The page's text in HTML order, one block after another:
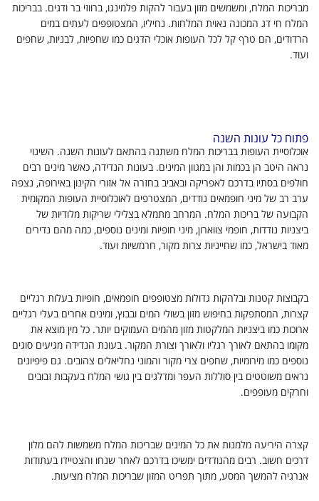
מבריכות המלח, ומשמשים מזון בעבור להקות פלמינגו, ברווזי בר ודגים. בבריכות
המלח חי דג המכונה נאוית המלחות. נחיליו, המצטופפים לעתים במים
הרדודים, הם טרף קל לכל העופות אוכלי הדגים כמו שחפיות, לבניות, שחפים
ועוד.
פתוח כל עונות השנה
אוכלוסיית העופות בבריכות המלח משתנה בהתאם לעונות השנה. השינוי
נראה היטב הן בכמות והן במגוון המינים. בעונות הנדידה, כאשר מינים רבים
חולפים בסתיו בדרכם לאפריקה ובאביב בחזרה אל אזורי הקינון באירופה, נצפה
ערב רב של מיני חופמאים נודדים, המצטרפים לאוכלוסיית העופות המקומית
הקבועה של בריכות המלח. המרחב מתמלא בצלילי שריקות מלודיות של
ביצניות נודדות, חופמי צווארון, מיני חופיות ומינים נוספים, כמה מהם נדירים
מאוד בישראל, כמו שחייניות צרות מקור, חרמשיות ועוד.
בקבוצות קטנות ובלהקות גדולות מצטופפים חופמאים, חופיות בעלות רגליים
קצרות, המסתפקות בחיפוש מזון בשולי המים ובבוץ, ומינים אחרים בעלי רגליים
ארוכות כמו ביצניות המלקטות מזון מהמים העמוקים יותר. כל מין מוצא את
מקומו בהתאם לאורך רגליו ולאורך וצורת המקור. בעונת הנדידה מגיעים סוגים
נוספים כמו מירומיות, שחפים צרי מקור והמוני נחליאלים צהובים. גם פיפיונים
נראים משוטטים בין סוללות העפר ומדלגים בין גושי המלח בעקבות זבובים
וחרקים מעופפים.
קצרה היריעה מלמנות את כל המינים שבריכות המלח משמשות להם מלון
דרכים חשוב. רבים מהנודדים ימשיכו בדרכם לאחר שנחו והצטיידו בעתודות
אנרגיה להמשך המסע, מתוך תפריט המזון שבריכות המלח מציעות.